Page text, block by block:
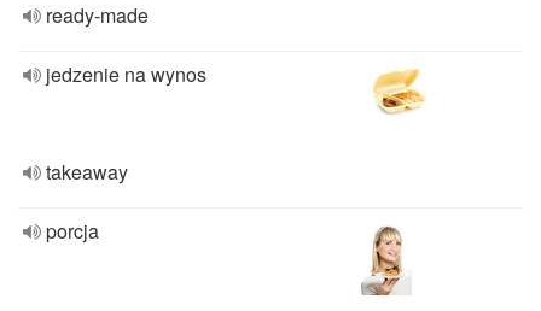
ready-made
jedzenie na wynos
takeaway
porcja